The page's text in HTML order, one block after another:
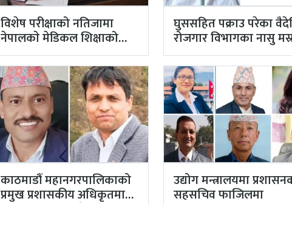
विशेष परीक्षाको नतिजामा
नेपालकाे मेडिकल शिक्षाको
गुणस्तर अब्बल
घुससहित पक्राउ परेका
रोजगार विभागका नासु
भ्रष्टाचारी ठहर
काठमाडौं महानगरपालिकाको
प्रमुख प्रशासकीय अधिकृतमा
उद्योग मन्त्रालयमा
सहसचिव फाजिलमा